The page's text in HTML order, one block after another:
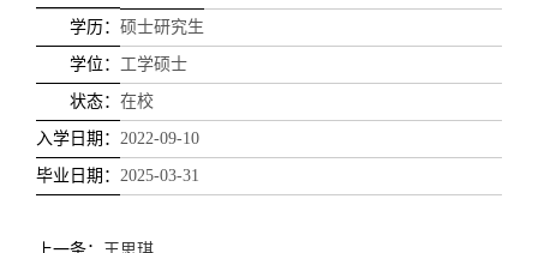
学历： 硕士研究生
学位： 工学硕士
状态： 在校
入学日期： 2022-09-10
毕业日期： 2025-03-31